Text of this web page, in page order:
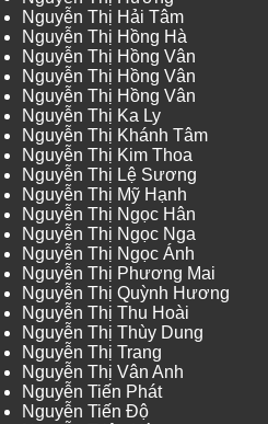
Nguyễn Thị Hải Tâm
Nguyễn Thị Hồng Hà
Nguyễn Thị Hồng Vân
Nguyễn Thị Hồng Vân
Nguyễn Thị Hồng Vân
Nguyễn Thị Ka Ly
Nguyễn Thị Khánh Tâm
Nguyễn Thị Kim Thoa
Nguyễn Thị Lệ Sương
Nguyễn Thị Mỹ Hạnh
Nguyễn Thị Ngọc Hân
Nguyễn Thị Ngọc Nga
Nguyễn Thị Ngọc Ánh
Nguyễn Thị Phương Mai
Nguyễn Thị Quỳnh Hương
Nguyễn Thị Thu Hoài
Nguyễn Thị Thùy Dung
Nguyễn Thị Trang
Nguyễn Thị Vân Anh
Nguyễn Tiến Phát
Nguyễn Tiến Độ